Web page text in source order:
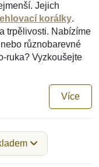
Jejich
korálky.
trpělivosti. Nabízíme
různobarevné
ruka? Vyzkoušejte
Více